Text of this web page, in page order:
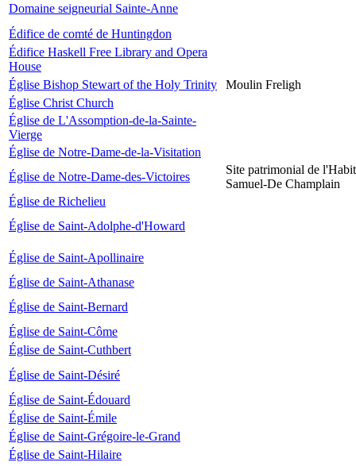
Domaine seigneurial Sainte-Anne
Édifice de comté de Huntingdon
Édifice Haskell Free Library and Opera
House
Église Bishop Stewart of the Holy Trinity
Moulin Freligh
Église Christ Church
Église de L'Assomption-de-la-Sainte-
Vierge
Église de Notre-Dame-de-la-Visitation
Église de Notre-Dame-des-Victoires
Site patrimonial de
Samuel-De Champlain
Église de Richelieu
Église de Saint-Adolphe-d'Howard
Église de Saint-Apollinaire
Église de Saint-Athanase
Église de Saint-Bernard
Église de Saint-Côme
Église de Saint-Cuthbert
Église de Saint-Désiré
Église de Saint-Édouard
Église de Saint-Émile
Église de Saint-Grégoire-le-Grand
Église de Saint-Hilaire